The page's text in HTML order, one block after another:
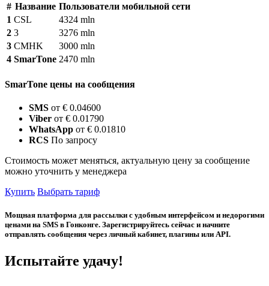
# Название Пользователи мобильной сети
1 CSL
4324 mln
2 3
3276 mln
3 CMHK
3000 mln
4 SmarTone 2470 mln
SmarTone цены на сообщения
SMS от € 0.04600
Viber от € 0.01790
WhatsApp от € 0.01810
RCS По запросу
Стоимость может меняться, актуальную цену за сообщение
можно уточнить у менеджера
Купить Выбрать тариф
Мощная платформа для рассылки с удобным интерфейсом и недорогими
ценами на SMS в Гонконге. Зарегистрируйтесь сейчас и начните
отправлять сообщения через личный кабинет, плагины или API.
Испытайте удачу!